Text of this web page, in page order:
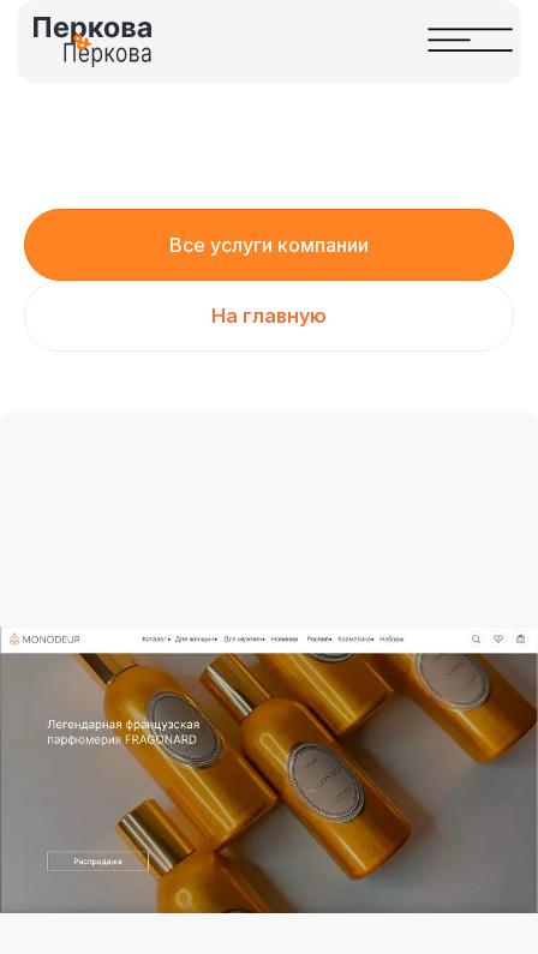
Все услуги компании
На главную